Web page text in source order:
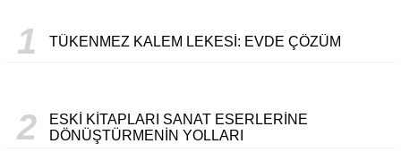
1 TÜKENMEZ KALEM LEKESI: EVDE ÇÖZÜM
2
ESKI KITAPLARI SANAT ESERLERINE
DÖNÜŞTÜRMENIN YOLLARI